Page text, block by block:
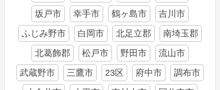
坂戸市
幸手市 鶴ヶ島市
吉川市
ふじみ野市
白岡市 北足立郡
南埼玉郡
北葛飾郡
松戸市 野田市
流山市
武蔵野市
三鷹市 23区 府中市
調布市